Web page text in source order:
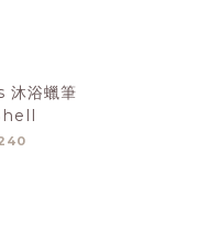
沐浴蠟筆